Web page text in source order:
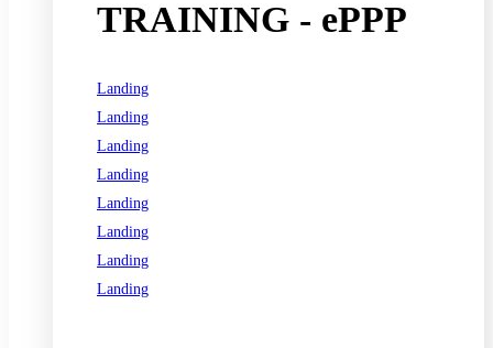
TRAINING - ePPP
Landing
Landing
Landing
Landing
Landing
Landing
Landing
Landing